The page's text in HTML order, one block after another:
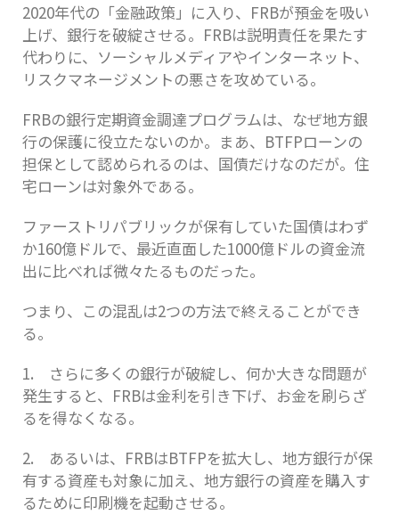
2020年代の「金融政策」に入り、FRBが預金を吸い
上げ、銀行を破綻させる。FRBは説明責任を果たす
代わりに、ソーシャルメディアやインターネット、
リスクマネージメントの悪さを攻めている。
FRBの銀行定期資金調達プログラムは、なぜ地方銀
行の保護に役立たないのか。まあ、BTFPローンの
担保として認められるのは、国債だけなのだが。住
宅ローンは対象外である。
ファーストリパブリックが保有していた国債はわず
か160億ドルで、最近直面した1000億ドルの資金流
出に比べれば微々たるものだった。
つまり、この混乱は2つの方法で終えることができ
る。
1. さらに多くの銀行が破綻し、何か大きな問題が
発生すると、FRBは金利を引き下げ、お金を刷らざ
るを得なくなる。
2. あるいは、FRBはBTFPを拡大し、地方銀行が保
有する資産も対象に加え、地方銀行の資産を購入す
るために印刷機を起動させる。